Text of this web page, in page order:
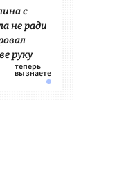
с
не ради
руку